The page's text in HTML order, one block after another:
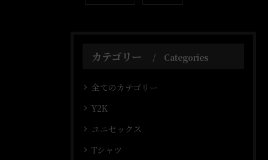
カテゴリー Categories
全てのカテゴリー
Y2K
ユニセックス
Tシャツ